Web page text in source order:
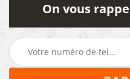
On vous